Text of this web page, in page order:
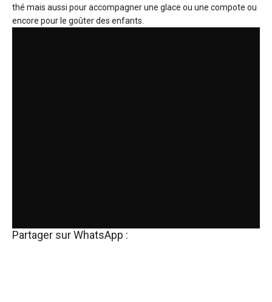
thé mais aussi pour accompagner une glace ou une compote ou
encore pour le goûter des enfants.
Partager sur WhatsApp :